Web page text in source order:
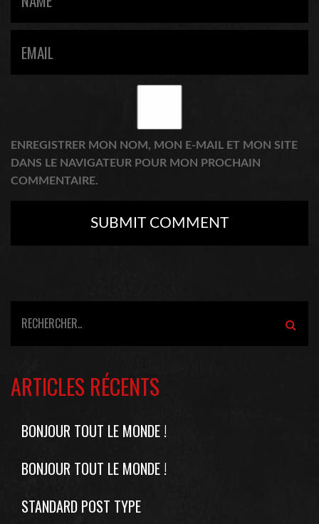
ENREGISTRER MON NOM, MON E-MAIL ET MON SITE
DANS LE NAVIGATEUR POUR MON PROCHAIN
COMMENTAIRE.
ARTICLES RÉCENTS
BONJOUR TOUT LE MONDE !
BONJOUR TOUT LE MONDE !
STANDARD POST TYPE